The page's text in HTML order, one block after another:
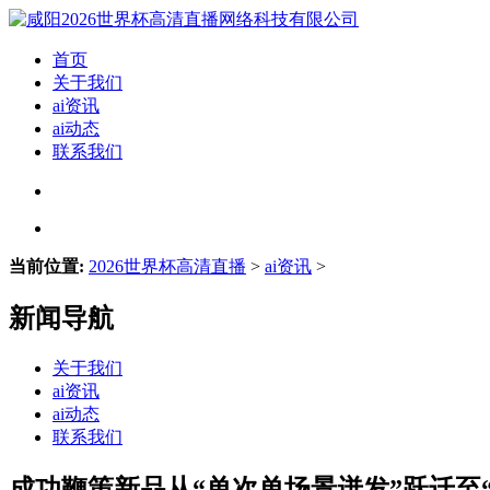
首页
关于我们
ai资讯
ai动态
联系我们
当前位置: 2026世界杯高清直播 > ai资讯 >
新闻导航
关于我们
ai资讯
ai动态
联系我们